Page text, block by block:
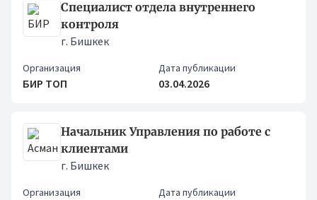
Специалист отдела внутреннего
контроля
г. Бишкек
Организация
БИР ТОП
Дата публикации
03.04.2026
Начальник Управления по работе с
клиентами
г. Бишкек
Организация Дата публикации